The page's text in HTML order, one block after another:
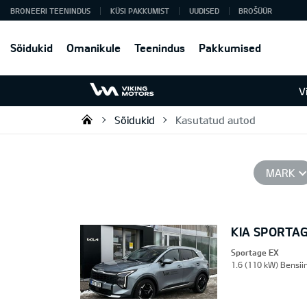
Sõidukid Omanikule Teenindus Pakkumised
BRONEERI TEENINDUS KÜSI PAKKUMIST UUDISED BROŠÜÜR
Viking Motors - Kia müük,
Sõidukid Kasutatud autod
MARK
KIA
Sportage EX
1.6 (110 kW)